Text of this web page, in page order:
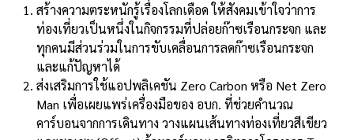
สร้างความตระหนักรู้เรื่องโลกเดือด ให้สังคมเข้าใจว่าการ
ท่องเที่ยวเป็นหนึ่งในกิจกรรมที่ปล่อยก๊าซเรือนกระจก และ
ทุกคนมีส่วนร่วมในการขับเคลื่อนการลดก๊าซเรือนกระจก
และแก้ปัญหาได้
ส่งเสริมการใช้แอปพลิเคชัน Zero Carbon หรือ Net Zero
Man เพื่อเผยแพร่เครื่องมือของ อบก. ที่ช่วยคำนวณ
คาร์บอนจากการเดินทาง วางแผนเส้นทางท่องเที่ยวสีเขียว